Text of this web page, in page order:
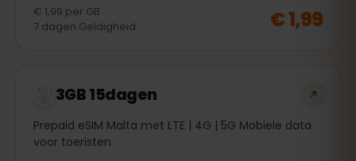
€ 1,99 per GB
7 dagen Geldigheid € 1,99
3GB 15dagen
Prepaid eSIM Malta met LTE | 4G | 5G Mobiele data
voor toeristen